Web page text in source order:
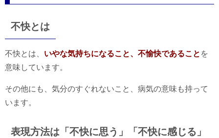
不快とは
不快とは、 いやな気持ちになること、不愉快であること を
意味しています。
その他にも、気分のすぐれないこと、病気の意味も持って
います。
表現方法は「不快に思う」「不快に感じる」